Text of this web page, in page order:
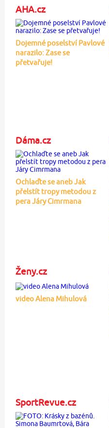
AHA.cz
Dojemné poselství Pavlové
narazilo: Zase se
přetvařuje!
Dáma.cz
Ochlaďte se aneb Jak
přelstít tropy metodou z
pera Járy Cimrmana
Ženy.cz
video Alena Mihulová
SportRevue.cz